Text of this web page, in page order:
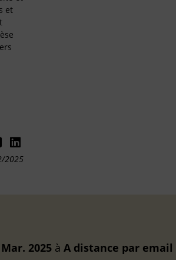
et
2025
2025 à A distance par email